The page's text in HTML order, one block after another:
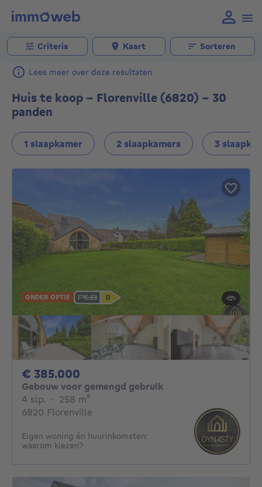
Criteria Kaart Sorteren
Lees meer over deze resultaten
Huis te koop - Florenville (6820) - 30
panden
1 slaapkamer 2 slaapkamers 3
ONDER OPTIE
€ 385.000
Gebouw voor gemengd gebruik
4 slp. 4 slaapkamers
· 258 m²
6820 Florenville
Eigen woning én huurinkomsten:
waarom kiezen?